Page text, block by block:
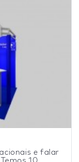
e falar